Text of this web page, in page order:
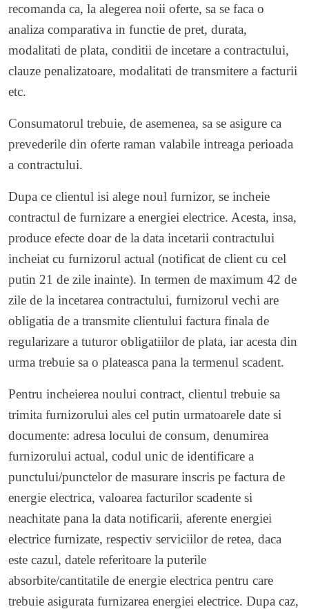
recomanda ca, la alegerea noii oferte, sa se faca o
analiza comparativa in functie de pret, durata,
modalitati de plata, conditii de incetare a contractului,
clauze penalizatoare, modalitati de transmitere a facturii
etc.
Consumatorul trebuie, de asemenea, sa se asigure ca
prevederile din oferte raman valabile intreaga perioada
a contractului.
Dupa ce clientul isi alege noul furnizor, se incheie
contractul de furnizare a energiei electrice. Acesta, insa,
produce efecte doar de la data incetarii contractului
incheiat cu furnizorul actual (notificat de client cu cel
putin 21 de zile inainte). In termen de maximum 42 de
zile de la incetarea contractului, furnizorul vechi are
obligatia de a transmite clientului factura finala de
regularizare a tuturor obligatiilor de plata, iar acesta din
urma trebuie sa o plateasca pana la termenul scadent.
Pentru incheierea noului contract, clientul trebuie sa
trimita furnizorului ales cel putin urmatoarele date si
documente: adresa locului de consum, denumirea
furnizorului actual, codul unic de identificare a
punctului/punctelor de masurare inscris pe factura de
energie electrica, valoarea facturilor scadente si
neachitate pana la data notificarii, aferente energiei
electrice furnizate, respectiv serviciilor de retea, daca
este cazul, datele referitoare la puterile
absorbite/cantitatile de energie electrica pentru care
trebuie asigurata furnizarea energiei electrice. Dupa caz,